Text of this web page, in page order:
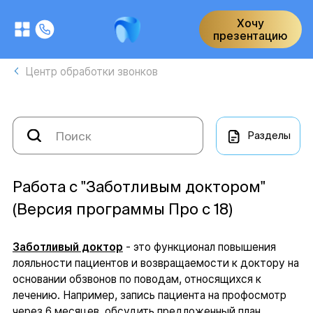
Хочу
презентацию
Центр обработки звонков
Разделы
Работа с "Заботливым доктором"
(Версия программы Про с 18)
Заботливый доктор - это функционал повышения
лояльности пациентов и возвращаемости к доктору на
основании обзвонов по поводам, относящихся к
лечению. Например, запись пациента на профосмотр